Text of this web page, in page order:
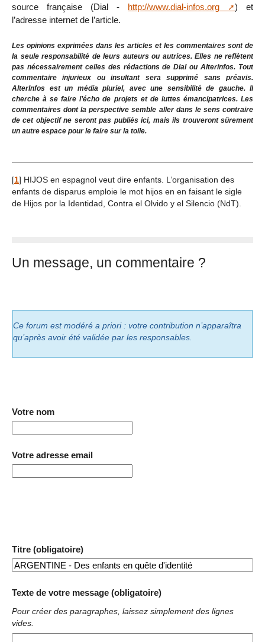
source française (Dial - http://www.dial-infos.org
) et
l’adresse internet de l’article.
Les opinions exprimées dans les articles et les commentaires sont de
la seule responsabilité de leurs auteurs ou autrices. Elles ne reflètent
pas nécessairement celles des rédactions de Dial ou Alterinfos. Tout
commentaire injurieux ou insultant sera supprimé sans préavis.
AlterInfos est un média pluriel, avec une sensibilité de gauche. Il
cherche à se faire l’écho de projets et de luttes émancipatrices. Les
commentaires dont la perspective semble aller dans le sens contraire
de cet objectif ne seront pas publiés ici, mais ils trouveront sûrement
un autre espace pour le faire sur la toile.
[1] HIJOS en espagnol veut dire enfants. L’organisation des
enfants de disparus emploie le mot hijos en en faisant le sigle
de Hijos por la Identidad, Contra el Olvido y el Silencio (NdT).
Un message, un commentaire ?
Ce forum est modéré a priori : votre contribution n’apparaîtra
qu’après avoir été validée par les responsables.
Votre nom
Votre adresse email
Titre (obligatoire)
Texte de votre message (obligatoire)
Pour créer des paragraphes, laissez simplement des lignes
vides.